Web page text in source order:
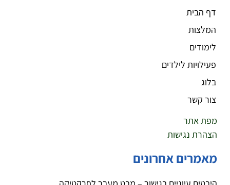
דף הבית
המלצות
לימודים
פעילויות לילדים
בלוג
צור קשר
מפת אתר
הצהרת נגישות
מאמרים אחרונים